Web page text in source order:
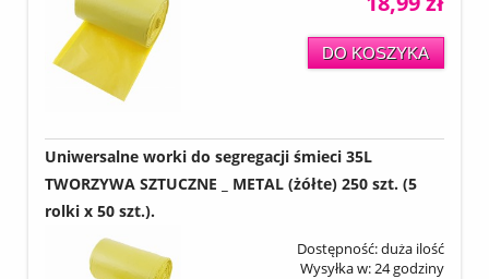
DO KOSZYKA
Uniwersalne worki do segregacji śmieci 35L
TWORZYWA SZTUCZNE _ METAL (żółte) 250 szt. (5
rolki x 50 szt.).
Dostępność:duża ilość
Wysyłka w: 24 godziny